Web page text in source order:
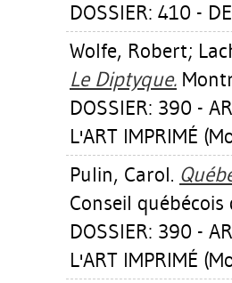
DOSSIER: 410 -
Wolfe, Robert;
Le Diptyque.
DOSSIER: 390 -
L'ART IMPRIMÉ
Pulin, Carol.
Conseil
DOSSIER: 390 -
L'ART IMPRIMÉ